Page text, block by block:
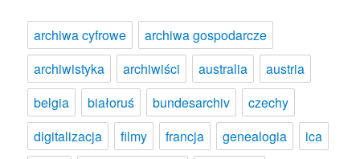
archiwa cyfrowe
archiwa gospodarcze
archiwistyka
archiwiści australia
austria
belgia
białoruś bundesarchiv
czechy
digitalizacja
filmy francja genealogia
ica